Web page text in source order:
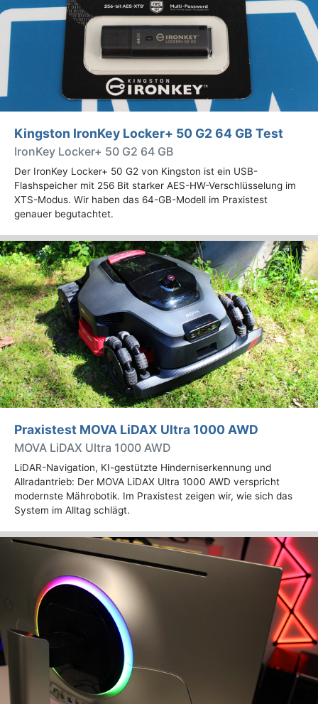
Kingston IronKey Locker+ 50 G2 64 GB Test
IronKey Locker+ 50 G2 64 GB
Der IronKey Locker+ 50 G2 von Kingston ist ein USB-
Flashspeicher mit 256 Bit starker AES-HW-Verschlüsselung im
XTS-Modus. Wir haben das 64-GB-Modell im Praxistest
genauer begutachtet.
Praxistest MOVA LiDAX Ultra 1000 AWD
MOVA LiDAX Ultra 1000 AWD
LiDAR-Navigation, KI-gestützte Hinderniserkennung und
Allradantrieb: Der MOVA LiDAX Ultra 1000 AWD verspricht
modernste Mährobotik. Im Praxistest zeigen wir, wie sich das
System im Alltag schlägt.